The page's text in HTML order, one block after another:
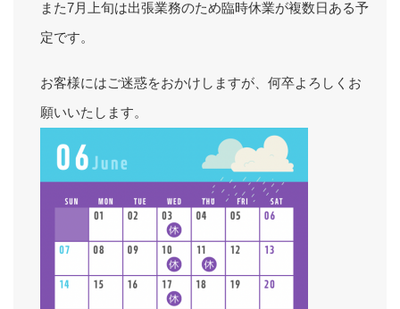
また7月上旬は出張業務のため臨時休業が複数日ある予
定です。
お客様にはご迷惑をおかけしますが、何卒よろしくお
願いいたします。